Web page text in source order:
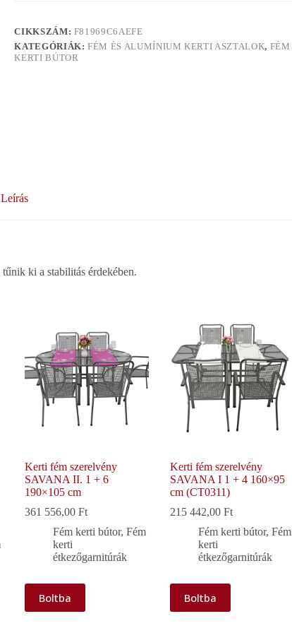
CIKKSZÁM: F81969C6AEFE
KATEGÓRIÁK:FÉM ÉS ALUMÍNIUM KERTI ASZTALOK, FÉM
KERTI BÚTOR
Leírás
tűnik ki a stabilitás érdekében.
Kerti fém szerelvény
SAVANA II. 1 + 6
190×105 cm
361 556,00Ft
Fém kerti bútor,Fém
kerti
étkezőgarnitúrák
Boltba
Kerti fém szerelvény
SAVANA I 1 + 4 160×95
cm (CT0311)
215 442,00Ft
Fém kerti bútor,Fém
kerti
étkezőgarnitúrák
Boltba